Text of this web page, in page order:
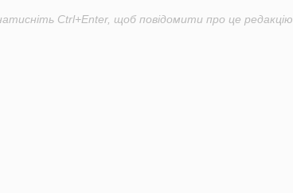
Ctrl+Enter, щоб повідомити про це редакцію